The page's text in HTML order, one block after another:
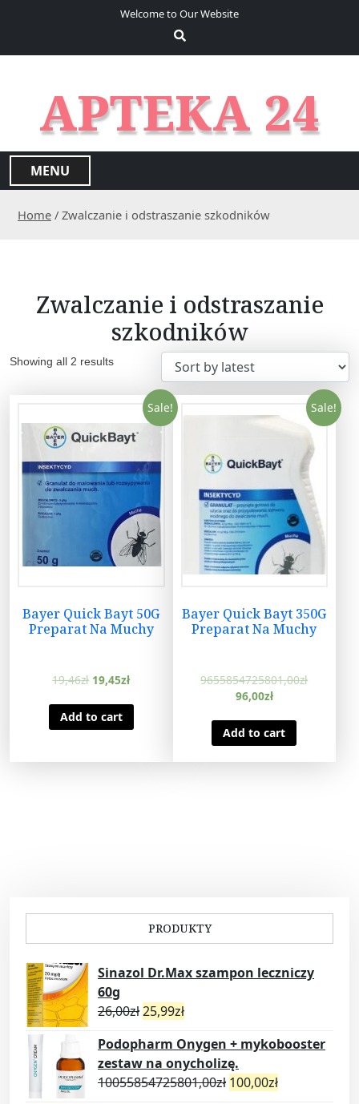
Welcome to Our Website
APTEKA 24
MENU
Home / Zwalczanie i odstraszanie szkodników
Zwalczanie i odstraszanie
szkodników
Showing all 2 results
Sale!
Bayer Quick Bayt 50G
Preparat Na Muchy
19,46zł 19,45zł
Add to cart
Sale!
Bayer Quick Bayt 350G
Preparat Na Muchy
9655854725801,00zł
96,00zł
Add to cart
PRODUKTY
Sinazol Dr.Max szampon leczniczy
60g
26,00zł25,99zł
Podopharm Onygen + mykobooster
zestaw na onycholizę.
10055854725801,00zł 100,00zł